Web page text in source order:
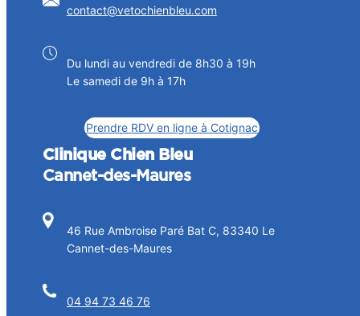
contact@vetochienbleu.com
Du lundi au vendredi de 8h30 à 19h
Le samedi de 9h à 17h
Prendre RDV en ligne à Cotignac
Clinique Chien Bleu
Cannet-des-Maures
46 Rue Ambroise Paré Bat C, 83340 Le
Cannet-des-Maures
04 94 73 46 76